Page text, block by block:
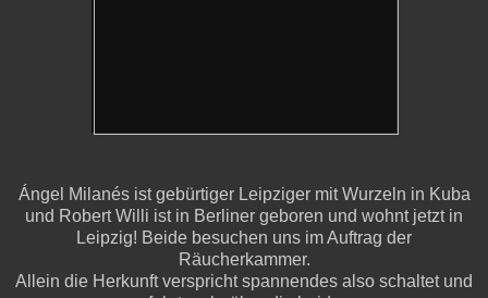
Ángel Milanés ist gebürtiger Leipziger mit Wurzeln in Kuba
und Robert Willi ist in Berliner geboren und wohnt jetzt in
Leipzig! Beide besuchen uns im Auftrag der
Räucherkammer.
Allein die Herkunft verspricht spannendes also schaltet und